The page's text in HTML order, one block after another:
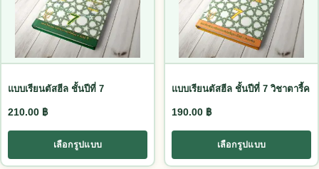
แบบเรียนตัสฮีล ชั้นปีที่ 7
210.00 ฿
เลือกรูปแบบ
แบบเรียนตัสฮีล ชั้นปีที่ 7 วิชาตารี้ค
190.00 ฿
เลือกรูปแบบ